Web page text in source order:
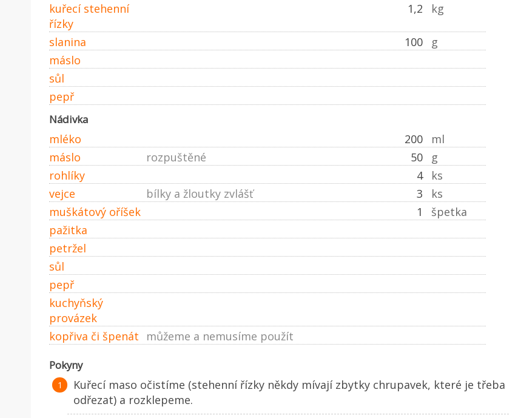
kuřecí stehenní
řízky
1,2 kg
slanina 100
g
máslo
sůl
pepř
Nádivka
mléko 200
ml
máslo
50 g
rozpuštěné
rohlíky
4
ks
vejce
3 ks
bílky a žloutky zvlášť
muškátový oříšek
1
špetka
pažitka
petržel
sůl
pepř
kuchyňský
provázek
kopřiva či špenát
můžeme a nemusíme použít
Pokyny
Kuřecí maso očistíme (stehenní řízky někdy mívají zbytky chrupavek, které je třeba
odřezat) a rozklepeme.